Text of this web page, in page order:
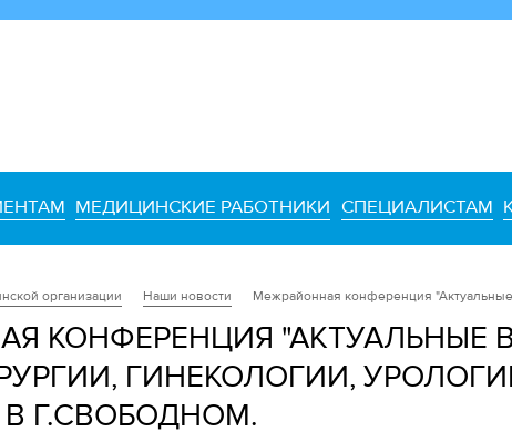
МЕДИЦИНСКИЕ РАБОТНИКИ СПЕЦИАЛИСТАМ
организации Наши новости Межрайонная конференция
КОНФЕРЕНЦИЯ "АКТУАЛЬНЫЕ
ГИНЕКОЛОГИИ,
Г.СВОБОДНОМ.